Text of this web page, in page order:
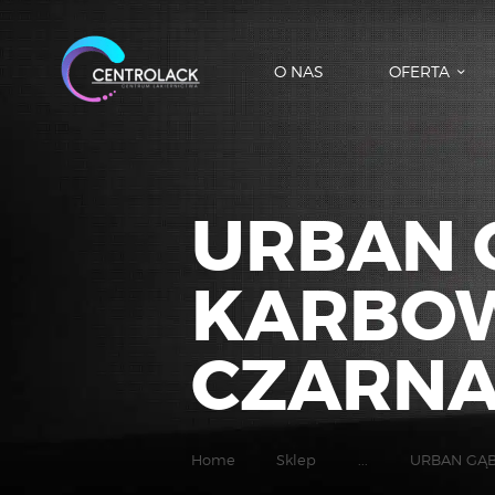
O NAS OFERTA
URBAN
Home Sklep ... URBAN